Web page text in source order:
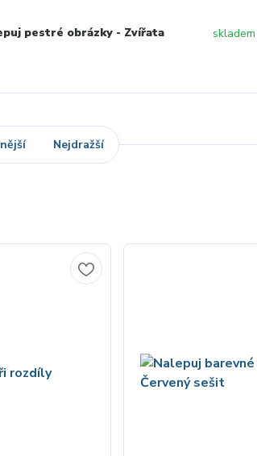
pestré obrázky - Zvířata
Nejdražší